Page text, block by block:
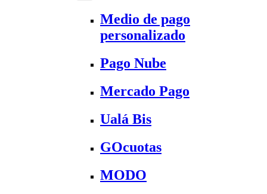
Medio de pago
personalizado
Pago Nube
Mercado Pago
Ualá Bis
GOcuotas
MODO